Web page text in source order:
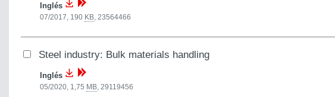
Inglés
07/2017, 190 KB, 23564466
Steel industry: Bulk materials handling
Inglés
05/2020, 1,75 MB, 29119456